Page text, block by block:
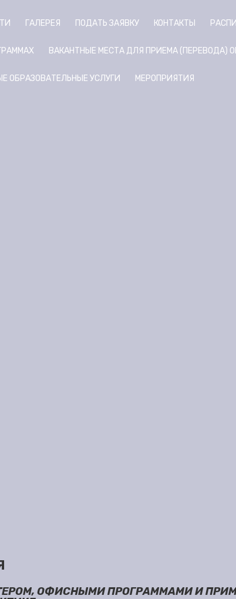
ГАЛЕРЕЯ ПОДАТЬ ЗАЯВКУ КОНТАКТЫ
ВАКАНТНЫЕ МЕСТА ДЛЯ ПРИЕМА (ПЕРЕВОДА)
ОБРАЗОВАТЕЛЬНЫЕ УСЛУГИ МЕРОПРИЯТИЯ
ОФИСНЫМИ ПРОГРАММАМИ И